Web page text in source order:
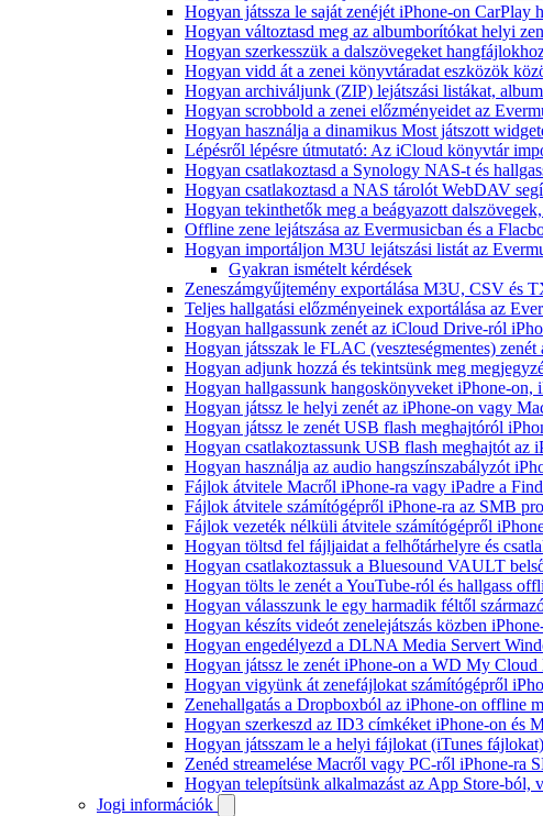
Hogyan játssza le saját zenéjét iPhone-on CarPlay
Hogyan változtasd meg az albumborítókat helyi
Hogyan szerkesszük a dalszövegeket
Hogyan vidd át a zenei könyvtáradat eszközök
Hogyan archiváljunk (ZIP) lejátszási listákat,
Hogyan scrobbold a zenei előzményeidet az
Hogyan használja a dinamikus Most játszott
Lépésről lépésre útmutató: Az iCloud könyvtár
Hogyan csatlakoztasd a Synology NAS-t és
Hogyan csatlakoztasd a NAS tárolót WebDAV
Hogyan tekinthetők meg a beágyazott
Offline zene lejátszása az Evermusicban és a
Hogyan importáljon M3U lejátszási listát az
Gyakran ismételt kérdések
Zeneszámgyűjtemény exportálása M3U, CSV és
Teljes hallgatási előzményeinek exportálása az
Hogyan hallgassunk zenét az iCloud Drive-ról
Hogyan játsszak le FLAC (veszteségmentes) zenét
Hogyan adjunk hozzá és tekintsünk meg
Hogyan hallgassunk hangoskönyveket iPhone-on,
Hogyan játssz le helyi zenét az iPhone-on vagy
Hogyan játssz le zenét USB flash meghajtóról
Hogyan csatlakoztassunk USB flash meghajtót az
Hogyan használja az audio hangszínszabályzót
Fájlok átvitele Macről iPhone-ra vagy iPadre a
Fájlok átvitele számítógépről iPhone-ra az SMB
Fájlok vezeték nélküli átvitele számítógépről
Hogyan töltsd fel fájljaidat a felhőtárhelyre és
Hogyan csatlakoztassuk a Bluesound VAULT
Hogyan tölts le zenét a YouTube-ról és hallgass
Hogyan válasszunk le egy harmadik féltől
Hogyan készíts videót zenelejátszás közben
Hogyan engedélyezd a DLNA Media Servert
Hogyan játssz le zenét iPhone-on a WD My Cloud
Hogyan vigyünk át zenefájlokat számítógépről
Zenehallgatás a Dropboxból az iPhone-on offline
Hogyan szerkeszd az ID3 címkéket iPhone-on és
Hogyan játsszam le a helyi fájlokat (iTunes
Zenéd streamelése Macről vagy PC-ről iPhone-ra
Hogyan telepítsünk alkalmazást az App Store-ból,
Jogi információk